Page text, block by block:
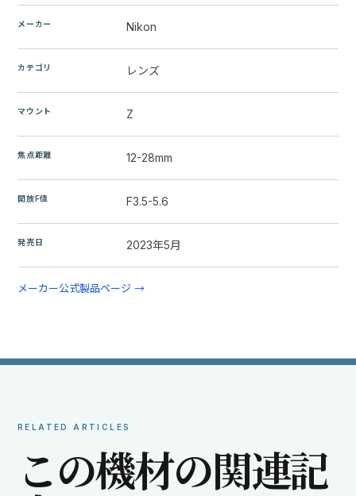
メーカー Nikon
カテゴリ レンズ
マウント Z
焦点距離 12-28mm
開放F値 F3.5-5.6
発売日 2023年5月
メーカー公式製品ページ →
RELATED ARTICLES
この機材の関連記